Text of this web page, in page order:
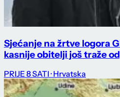
Sjećanje na žrtve logora
kasnije obitelji još traže
PRIJE 8 SATI · Hrvatska